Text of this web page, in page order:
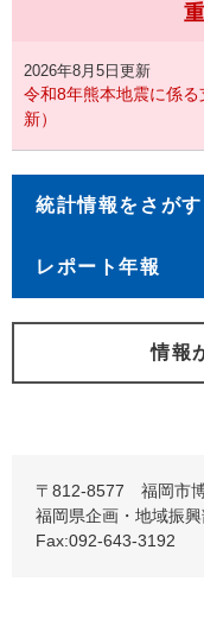
2026年8月5日更新
令和8年熊本地震に係
新）
統計情報をさがす
レポート年報
情報
〒812-8577 福岡市
福岡県企画・地域振
Fax:092-643-3192